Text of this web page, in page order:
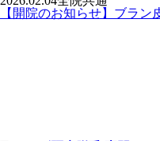
【開院のお知らせ】ブラ